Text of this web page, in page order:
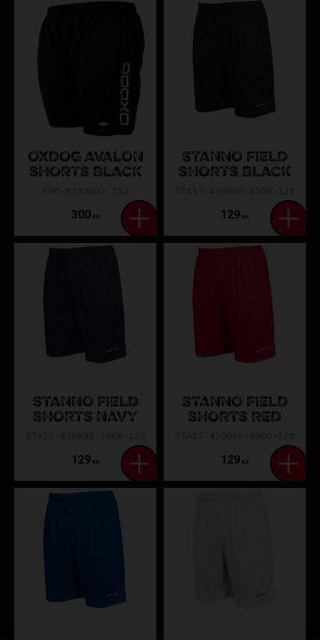
OXDOG AVALON
SHORTS BLACK
300 KR
STANNO FIELD
SHORTS BLACK
129 KR
STANNO FIELD
SHORTS NAVY
129 KR
STANNO FIELD
SHORTS RED
129 KR